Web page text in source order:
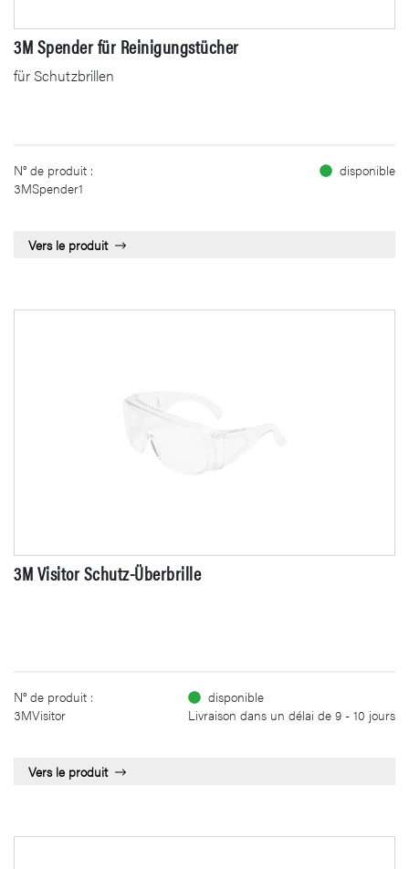
3M Spender für Reinigungstücher
für Schutzbrillen
N° de produit :
3MSpender1
disponible
Vers le produit
3M Visitor Schutz-Überbrille
N° de produit :
3MVisitor
disponible
Livraison dans un délai de 9 - 10 jours
Vers le produit